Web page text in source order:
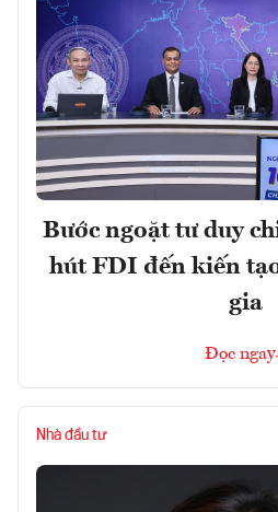
Bước ngoặt tư duy
hút FDI đến kiến
gia
Đọc ngay
Nhà đầu tư